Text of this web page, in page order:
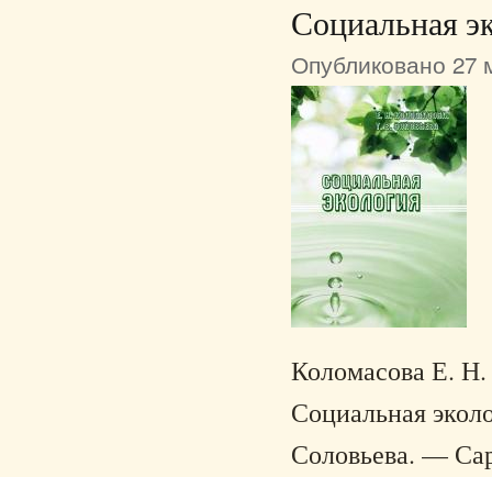
Социальная
Опубликовано 27
Коломасова Е.
Социальная
Соловьева. —